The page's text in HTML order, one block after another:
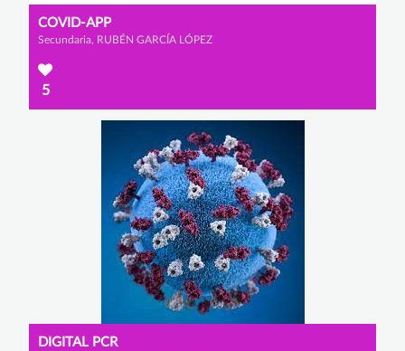
COVID-APP
Secundaria, RUBÉN GARCÍA LÓPEZ
5
DIGITAL PCR